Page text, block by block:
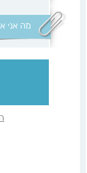
תפיסת
לקחת כל
לגדול מכל
מה אני